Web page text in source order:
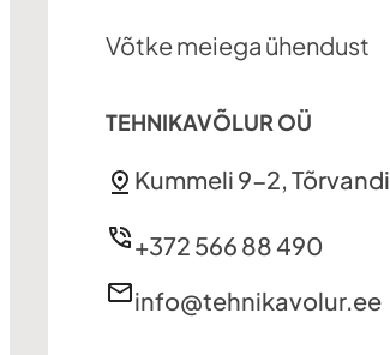
Võtke meiega ühendust
TEHNIKAVÕLUR OÜ
Kummeli 9-2, Tõrvandi
+372 566 88 490
info@tehnikavolur.ee